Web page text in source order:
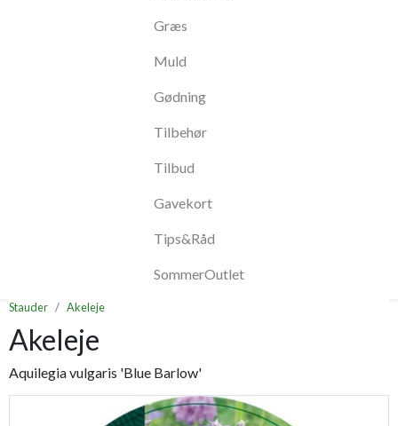
Græs
Muld
Gødning
Tilbehør
Tilbud
Gavekort
Tips&Råd
SommerOutlet
Stauder Akeleje
Akeleje
Aquilegia vulgaris 'Blue Barlow'